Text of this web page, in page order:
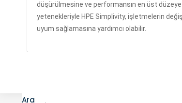
düşürülmesine ve performansın en üst düzeye
yetenekleriyle HPE Simplivity, işletmelerin
uyum sağlamasına yardımcı olabilir.
Ara